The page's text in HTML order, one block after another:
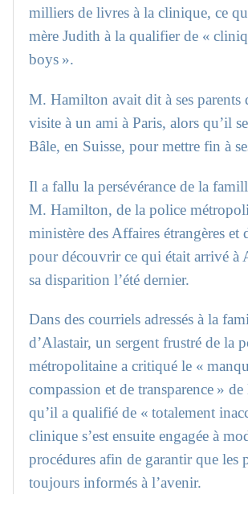
milliers de livres à la clinique, ce
mère Judith à la qualifier de «
boys ».
M. Hamilton avait dit à ses parents
visite à un ami à Paris, alors qu’il
Bâle, en Suisse, pour mettre fin à
Il a fallu la persévérance de la
M. Hamilton, de la police
ministère des Affaires étrangères et
pour découvrir ce qui était arrivé à
sa disparition l’été dernier.
Dans des courriels adressés à la
d’Alastair, un sergent frustré de la
métropolitaine a critiqué le «
compassion et de transparence »
qu’il a qualifié de « totalement
clinique s’est ensuite engagée à
procédures afin de garantir que les
toujours informés à l’avenir.